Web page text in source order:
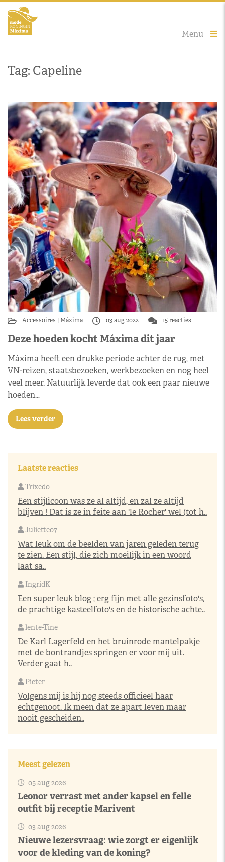
Menu
Tag: Capeline
Accessoires Máxima 03 aug 2022 15 reacties
Deze hoeden kocht Máxima dit jaar
Máxima heeft een drukke periode achter de rug, met
VN-reizen, staatsbezoeken, werkbezoeken en nog heel
veel meer. Natuurlijk leverde dat ook een paar nieuwe
hoeden…
Lees verder
Laatste reacties
Trixedo
Een stijlicoon was ze al altijd, en zal ze altijd
blijven ! Dat is ze in feite aan 'le Rocher' wel (tot h..
Juliette07
Wat leuk om de beelden van jaren geleden terug
te zien. Een stijl, die zich moeilijk in een woord
laat sa..
IngridK
Een super leuk blog ; erg fijn met alle gezinsfoto's,
de prachtige kasteelfoto's en de historische achte..
lente-Tine
De Karl Lagerfeld en het bruinrode mantelpakje
met de bontrandjes springen er voor mij uit.
Verder gaat h..
Pieter
Volgens mij is hij nog steeds officieel haar
echtgenoot. Ik meen dat ze apart leven maar
nooit gescheiden..
Meest gelezen
05 aug 2026
Leonor verrast met ander kapsel en felle
outfit bij receptie Marivent
03 aug 2026
Nieuwe lezersvraag: wie zorgt er eigenlijk
voor de kleding van de koning?